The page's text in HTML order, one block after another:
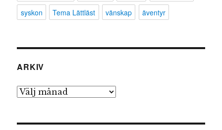
syskon
Tema Lättläst vänskap äventyr
ARKIV
Arkiv